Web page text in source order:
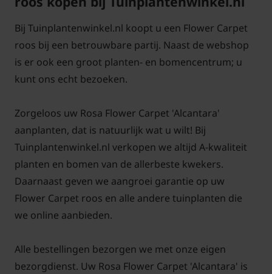
raden we aan om in het voorjaar de roos kort terug
de roos in maart terug tot een hoogte van ongeveer
15 centimeter. De roos 'Sorrento' is een selectie van
de Duitse veredelaar Noack.
bezit, struikrozen zijn een aanwinst in elke tuin.
Traditioneel worden rozen vaak in grote perken
gezet (vandaar de naam perkroos of perkrozen). De
laatste jaren zie je steeds vaker dat de roos als
solitair of in een klein groepje wordt aangeplant.
Door de meest prachtige kleuren is een roos heel
Bij Tuinplantenwinkel.nl koopt u een Flower Carpet
roos bij een betrouwbare partij. Naast de webshop
is er ook een groot planten- en bomencentrum; u
kunt ons echt bezoeken.
Zorgeloos uw Rosa Flower Carpet 'Alcantara'
aanplanten, dat is natuurlijk wat u wilt! Bij
Tuinplantenwinkel.nl verkopen we altijd A-kwaliteit
planten en bomen van de allerbeste kwekers.
Daarnaast geven we aangroei garantie op uw
Flower Carpet roos en alle andere tuinplanten die
we online aanbieden.
Alle bestellingen bezorgen we met onze eigen
bezorgdienst. Uw Rosa Flower Carpet 'Alcantara' is